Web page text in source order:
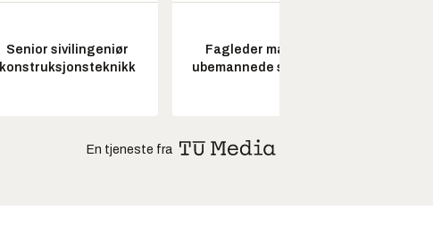
Senior sivilingeniør
konstruksjonsteknikk
Fagleder maritime
ubemannede systemer
En tjeneste fra